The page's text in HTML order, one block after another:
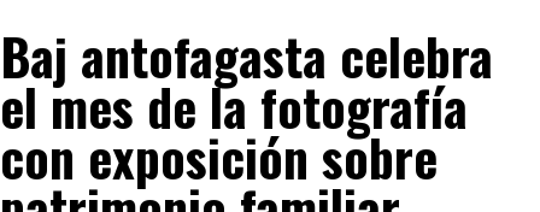
Baj antofagasta celebra
el mes de la fotografía
con exposición sobre